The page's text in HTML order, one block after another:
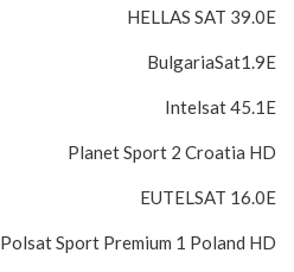
HELLAS SAT 39.0E
BulgariaSat1.9E
Intelsat 45.1E
Planet Sport 2 Croatia HD
EUTELSAT 16.0E
Polsat Sport Premium 1 Poland HD